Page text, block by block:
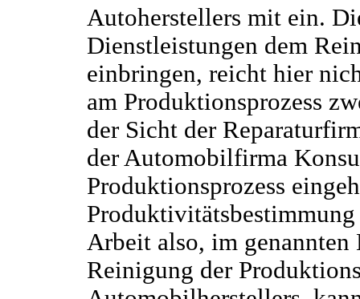
Autoherstellers mit ein.
Dienstleistungen dem
einbringen, reicht hier
am Produktionsprozess
der Sicht der
der Automobilfirma
Produktionsprozess
Arbeit also, im
Reinigung der